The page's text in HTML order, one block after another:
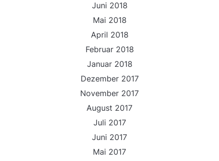
Juni 2018
Mai 2018
April 2018
Februar 2018
Januar 2018
Dezember 2017
November 2017
August 2017
Juli 2017
Juni 2017
Mai 2017